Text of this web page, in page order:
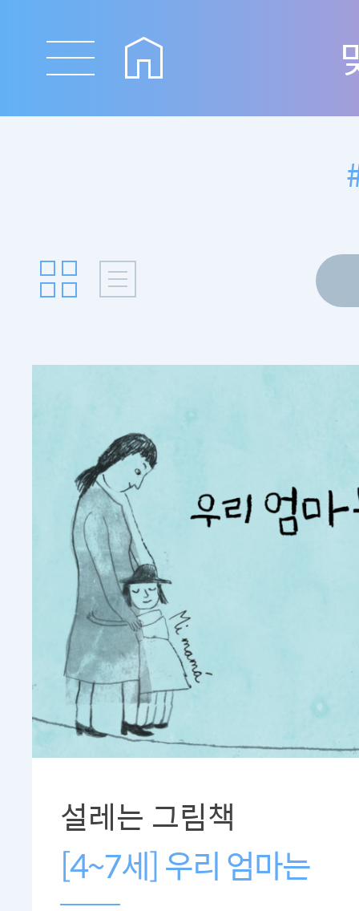
설레는 그림책
[4~7세] 우리 엄마는